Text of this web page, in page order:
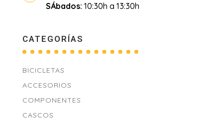
SÁbados: 10:30h a 13:30h
CATEGORÍAS
BICICLETAS
ACCESORIOS
COMPONENTES
CASCOS